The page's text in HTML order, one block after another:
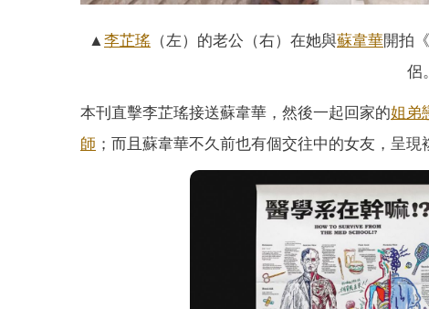
▲ 李芷瑤 （左）的老公（右）在她與蘇韋華開拍
侶
本刊直擊李芷瑤接送蘇韋華，然後一起回家的姐弟
師 ；而且蘇韋華不久前也有個交往中的女友，呈現